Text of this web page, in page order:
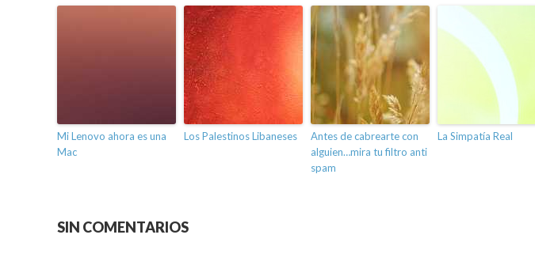
Mi Lenovo ahora es una
Mac
Los Palestinos Libaneses
Antes de cabrearte con
alguien…mira tu filtro anti
spam
La Simpatía Real
SIN COMENTARIOS